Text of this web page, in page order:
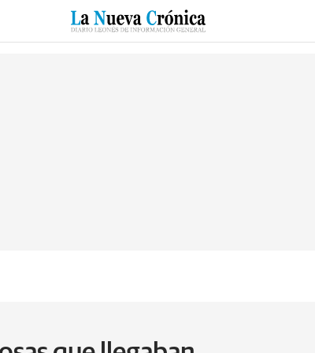
SUCESOS CULTURAS ESPECIALES DEPORTES